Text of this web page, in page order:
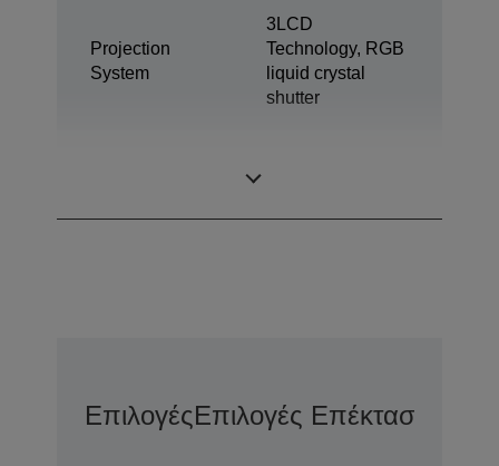
Projection
System
3LCD
Technology, RGB
liquid crystal
shutter
ΕπιλογέςΕπιλογές Επέκτασης